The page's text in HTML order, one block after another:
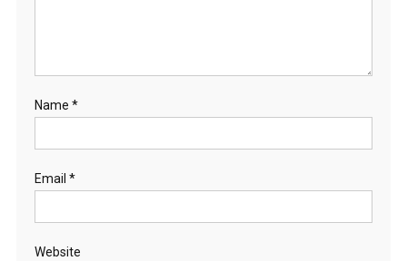
Name *
Email *
Website